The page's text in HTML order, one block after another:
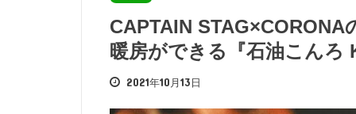
CAPTAIN
暖房ができる『石油こんろ
2021年10月13日